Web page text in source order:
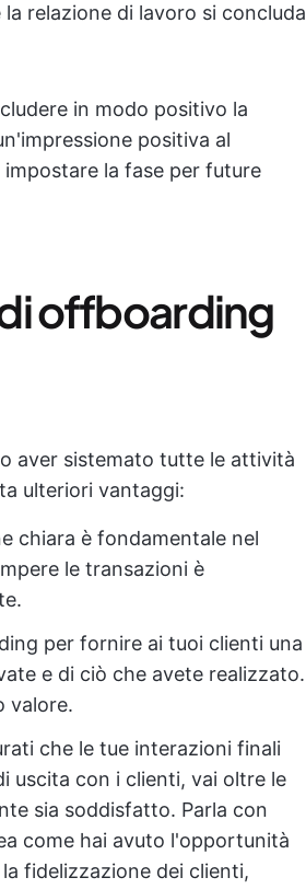
relazione di lavoro si concluda
in modo positivo la
positiva al
la fase per future
offboarding
aver sistemato tutte le attività
ulteriori vantaggi:
chiara è fondamentale nel
le transazioni è
per fornire ai tuoi clienti una
e di ciò che avete realizzato.
valore.
che le tue interazioni finali
uscita con i clienti, vai oltre le
sia soddisfatto. Parla con
come hai avuto l'opportunità
fidelizzazione dei clienti,